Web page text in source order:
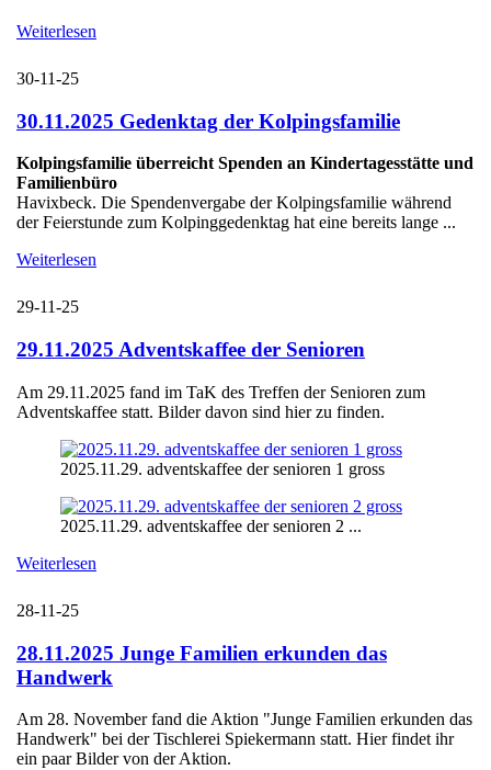
Weiterlesen
30-11-25
30.11.2025 Gedenktag der Kolpingsfamilie
Kolpingsfamilie überreicht Spenden an Kindertagesstätte und
Familienbüro
Havixbeck. Die Spendenvergabe der Kolpingsfamilie während
der Feierstunde zum Kolpinggedenktag hat eine bereits lange ...
Weiterlesen
29-11-25
29.11.2025 Adventskaffee der Senioren
Am 29.11.2025 fand im TaK des Treffen der Senioren zum
Adventskaffee statt. Bilder davon sind hier zu finden.
2025.11.29. adventskaffee der senioren 1 gross
2025.11.29. adventskaffee der senioren 2 ...
Weiterlesen
28-11-25
28.11.2025 Junge Familien erkunden das
Handwerk
Am 28. November fand die Aktion "Junge Familien erkunden das
Handwerk" bei der Tischlerei Spiekermann statt. Hier findet ihr
ein paar Bilder von der Aktion.